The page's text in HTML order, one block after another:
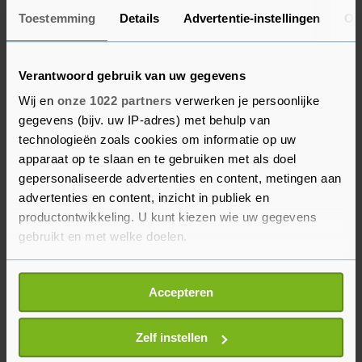
Toestemming Details Advertentie-instellingen
Verantwoord gebruik van uw gegevens
Wij en onze 1022 partners verwerken je persoonlijke
gegevens (bijv. uw IP-adres) met behulp van
technologieën zoals cookies om informatie op uw
apparaat op te slaan en te gebruiken met als doel
gepersonaliseerde advertenties en content, metingen aan
advertenties en content, inzicht in publiek en
productontwikkeling. U kunt kiezen wie uw gegevens
gebruikt en met welke doelen.
Als u het toestaat, willen we ook graag:
Informatie verzamelen over uw geografische
locatie, die tot een paar meter nauwkeurig kan zijn
Uw apparaat identificeren door het actief te
scannen op specifieke eigenschappen (fingerprinting)
Accepteren
Zelf instellen
minister zei: wel doen. De Jonge had zijn
betrokkenheid niet moeten verdoezelen. De
Ook PvdA, DENK en Groep Haga snappen
helemaal niets van de verdediging van het CDA-
Kamerlid Van den Berg jegens partijgenoot De
Jonge. "Verbijsterend", stel Wybren van Haga.
"Het CDA gaat voorbij aan de integriteitsvraag",
stelde Attje Kuiken (PvdA). "Betreurenswaardig",
vindt ze. Over de beweegredenen van De Jonge is
nog steeds geen duidelijkheid, stelde Farid
Azarkan (DENK). Volgens hem moet Van den
Berg haar controlerende taak serieuzer nemen.